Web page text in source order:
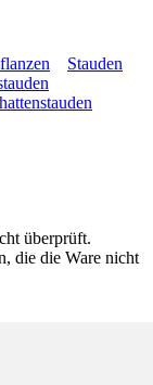
Stauden
überprüft.
die die Ware nicht